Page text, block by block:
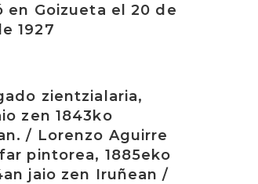
en Goizueta el 20 de
1927
zientzialaria,
zen 1843ko
/ Lorenzo Aguirre
pintorea, 1885eko
jaio zen Iruñean /